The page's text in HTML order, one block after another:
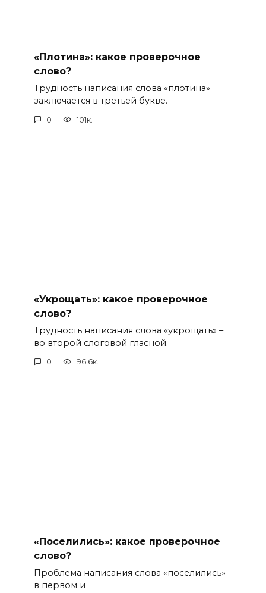
«Плотина»: какое проверочное
слово?
Трудность написания слова «плотина»
заключается в третьей букве.
0 101к.
«Укрощать»: какое проверочное
слово?
Трудность написания слова «укрощать» –
во второй слоговой гласной.
0 96.6к.
«Поселились»: какое проверочное
слово?
Проблема написания слова «поселились» –
в первом и